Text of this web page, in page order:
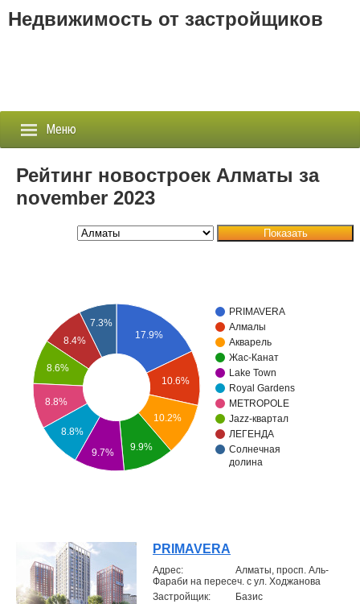
Недвижимость от застройщиков
Меню
Застройщики
Новостройки
Агентства
Объявления
Кабинет
Рейтинг новостроек Алматы за
november 2023
Показать
PRIMAVERA
Алмалы
Акварель
Жас-Канат
Lake Town
Royal Gardens
METROPOLE
Jazz-квартал
ЛЕГЕНДА
Солнечная
долина
17.9%
10.6%
10.2%
9.9%
7.3%
8.4%
8.6%
8.8%
8.8%
9.7%
PRIMAVERA
Aдрес:
Алматы, просп. Аль-
Фараби на пересеч. с ул. Ходжанова
Застройщик:
Базис